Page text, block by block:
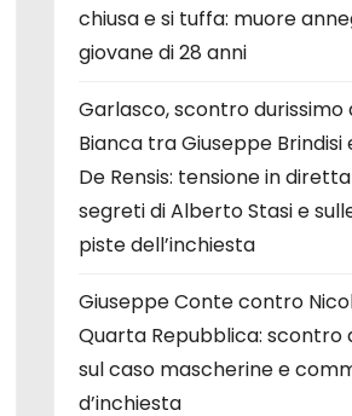
chiusa e si tuffa: muore
giovane di 28 anni
Garlasco, scontro durissimo
Bianca tra Giuseppe Brindisi
De Rensis: tensione in
segreti di Alberto Stasi e
piste dell’inchiesta
Giuseppe Conte contro
Quarta Repubblica: scontro
sul caso mascherine e
d’inchiesta